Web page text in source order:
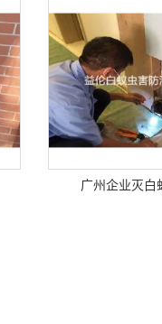
广州企业灭白